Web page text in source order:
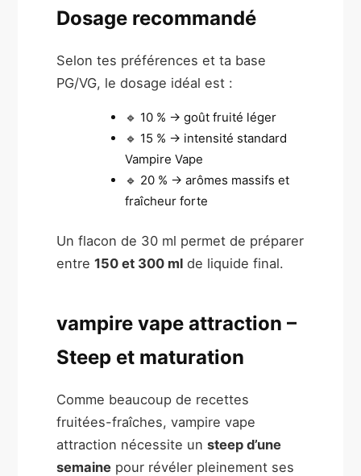
Dosage recommandé
Selon tes préférences et ta base
PG/VG, le dosage idéal est :
🔹 10 % → goût fruité léger
🔹 15 % → intensité standard
Vampire Vape
🔹 20 % → arômes massifs et
fraîcheur forte
Un flacon de 30 ml permet de préparer
entre150 et 300 ml de liquide final.
vampire vape attraction –
Steep et maturation
Comme beaucoup de recettes
fruitées-fraîches, vampire vape
attraction nécessite unsteep d’une
semaine pour révéler pleinement ses